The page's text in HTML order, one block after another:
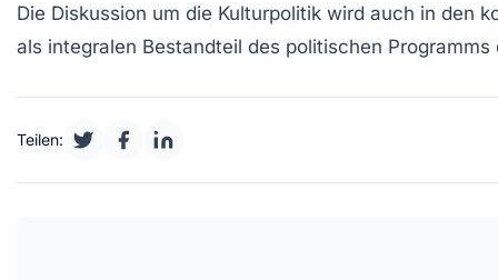
Die Diskussion um die Kulturpolitik wird auch in den
als integralen Bestandteil des politischen
Teilen: